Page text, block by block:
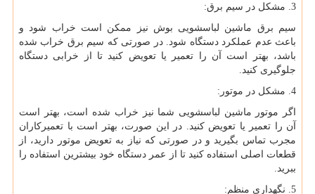
3. مشکل در سیم برق:
سیم برق ماشین لباسشویی بوش نیز ممکن است خراب شود و
باعث عدم عملکرد دستگاه شود. در صورتی که سیم برق خراب شده
باشد، بهتر است آن را تعمیر یا تعویض کنید تا از خرابی دستگاه
جلوگیری کنید.
4. مشکل در موتور:
اگر موتور ماشین لباسشویی شما نیز خراب شده است، بهتر است
آن را تعمیر یا تعویض کنید. در این صورت، بهتر است با تعمیرکاران
مجرب تماس بگیرید و در صورتی که نیاز به تعویض موتور دارید، از
قطعات اصلی استفاده کنید تا از عمر دستگاه خود بیشترین استفاده را
ببرید.
5. نگهداری منظم: